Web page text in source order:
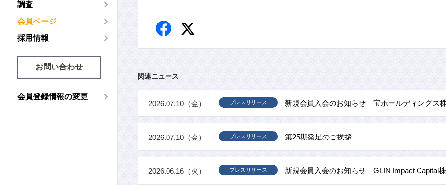
調査
会員ページ
採用情報
お問い合わせ
会員登録情報の変更
関連ニュース
新規会員入会のお知らせ 宝ホールディングス
プレスリリース
2026.07.10（金）
第25期発足のご挨拶
プレスリリース
2026.07.10（金）
新規会員入会のお知らせ GLIN Impact Capital
プレスリリース
2026.06.16（火）